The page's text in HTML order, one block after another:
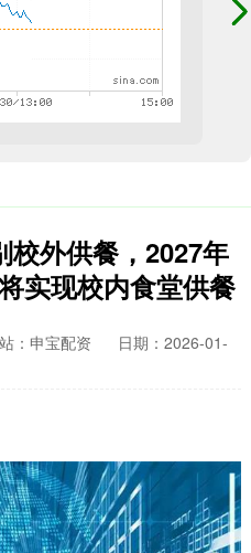
校外供餐，2027年
实现校内食堂供餐
：申宝配资
日期：2026-01-